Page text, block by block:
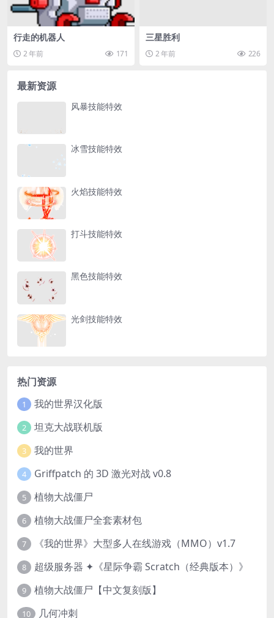
行走的机器人
2 年前 171
三星胜利
2 年前 226
最新资源
风暴技能特效
冰雪技能特效
火焰技能特效
打斗技能特效
黑色技能特效
光剑技能特效
热门资源
1 我的世界汉化版
2 坦克大战联机版
3 我的世界
4 Griffpatch 的 3D 激光对战 v0.8
5 植物大战僵尸
6 植物大战僵尸全套素材包
7 《我的世界》大型多人在线游戏（MMO）v1.7
8 超级服务器 ✦《星际争霸 Scratch（经典版本）》
9 植物大战僵尸【中文复刻版】
10 几何冲刺